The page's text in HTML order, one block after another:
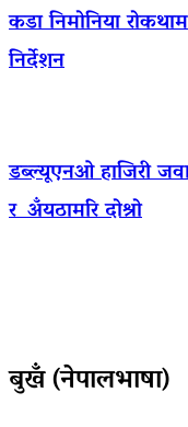
कडा निमोनिया
निर्देशन
डब्ल्यूएनओ हाजिरी
र अँयठामरि दोश्रो
बुखँ (नेपालभाषा)